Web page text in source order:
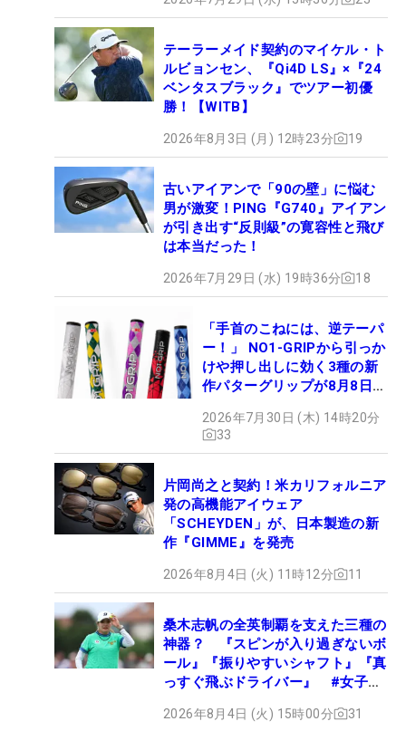
テーラーメイド契約のマイケル・ト
ルビョンセン、『Qi4D LS』×『24
ベンタスブラック』でツアー初優
勝！【WITB】
2026年8月3日 (月) 12時23分 19
古いアイアンで「90の壁」に悩む
男が激変！PING『G740』アイアン
が引き出す“反則級”の寛容性と飛び
は本当だった！
2026年7月29日 (水) 19時36分 18
「手首のこねには、逆テーパ
ー！」 NO1-GRIPから引っか
けや押し出しに効く3種の新
作パターグリップが8月8日デ
2026年7月30日 (木) 14時20分
33
片岡尚之と契約！米カリフォルニア
発の高機能アイウェア
「SCHEYDEN」が、日本製造の新
作『GIMME』を発売
2026年8月4日 (火) 11時12分 11
桑木志帆の全英制覇を支えた三種の
神器？ 『スピンが入り過ぎないボ
ール』『振りやすいシャフト』『真
っすぐ飛ぶドライバー』 #女子プ
2026年8月4日 (火) 15時00分 31